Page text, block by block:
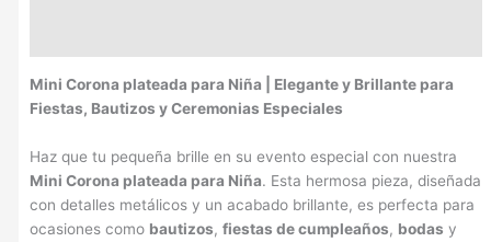
Mini Corona plateada para Niña | Elegante y Brillante para
Fiestas, Bautizos y Ceremonias Especiales
Haz que tu pequeña brille en su evento especial con nuestra
Mini Corona plateada para Niña. Esta hermosa pieza, diseñada
con detalles metálicos y un acabado brillante, es perfecta para
ocasiones como bautizos,fiestas de cumpleaños, bodas y